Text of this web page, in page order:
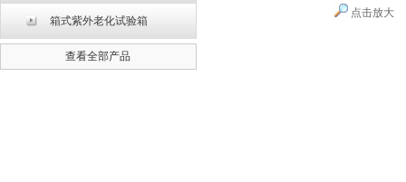
箱式紫外老化试验箱
查看全部产品
点击放大